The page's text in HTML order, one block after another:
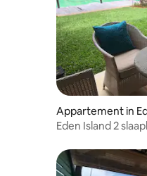
Appartement in
Eden Island 2